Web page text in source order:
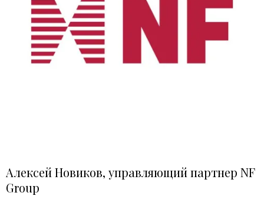
Алексей Новиков, управляющий партнер NF
Group